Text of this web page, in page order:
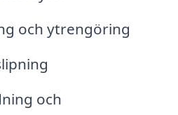
och ytrengöring
och